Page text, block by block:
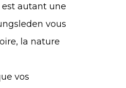
autant une
vous
la nature
vos